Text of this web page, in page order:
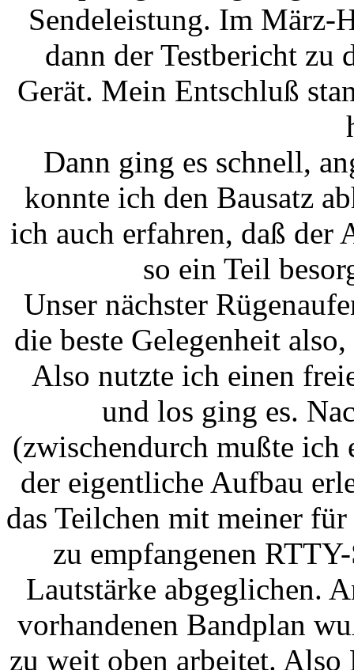
Sendeleistung. Im März-
dann der Testbericht zu
Gerät. Mein Entschluß
Dann ging es schnell,
konnte ich den Bausatz
ich auch erfahren, daß
so ein Teil
Unser nächster
die beste Gelegenheit
Also nutzte ich einen
und los ging es.
(zwischendurch mußte ich
der eigentliche Aufbau
das Teilchen mit meiner
zu empfangenen
Lautstärke abgeglichen.
vorhandenen Bandplan
zu weit oben arbeitet.